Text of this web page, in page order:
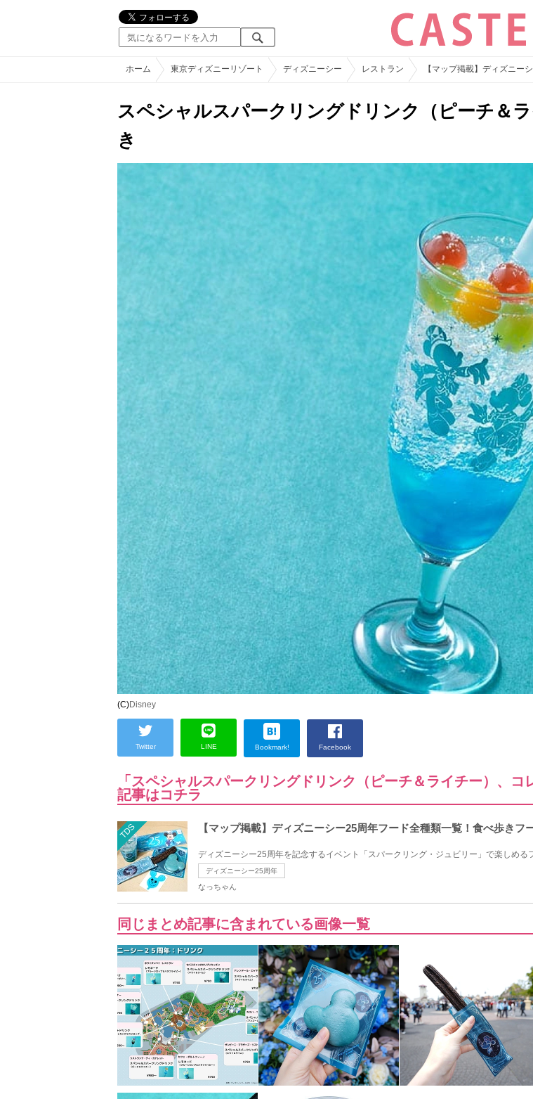
ホーム 東京ディズニーリゾート ディズニーシー レストラン 【マップ掲載】ディズニー
スペシャルスパークリングドリンク（ピーチ＆
き
(C)Disney
Twitter LINE Bookmark! Facebook
「スペシャルスパークリングドリンク（ピーチ＆ライチー）、
記事はコチラ
TDS 【マップ掲載】ディズニーシー25周年フード全種類一覧！食べ歩き
ディズニーシー25周年を記念するイベント「スパークリング・ジュビリー」で楽しめる
ディズニーシー25周年
なっちゃん
同じまとめ記事に含まれている画像一覧